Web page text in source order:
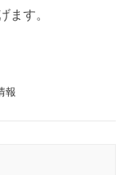
ます。
報